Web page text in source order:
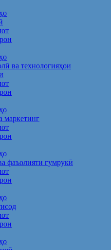
ва технологияҳои
маркетинг
фаъолияти гумрукӣ